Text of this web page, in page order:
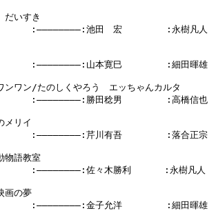
いすき
:――――――――:池田　宏        :永樹凡人
:――――――――:山本寛巳        :細田暉雄
ワン/たのしくやろう　エッちゃんカルタ
:――――――――:勝田稔男        :高橋信也
メリイ
:――――――――:芹川有吾        :落合正宗
物語教室
:――――――――:佐々木勝利      :永樹凡人
画の夢
:――――――――:金子允洋        :細田暉雄